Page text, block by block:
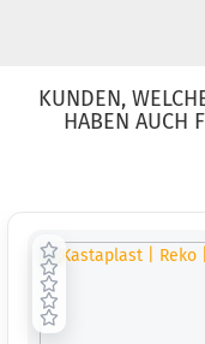
KUNDEN,
HABEN AUCH